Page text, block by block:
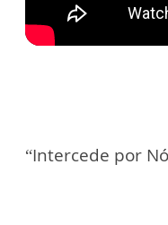
“Intercede por